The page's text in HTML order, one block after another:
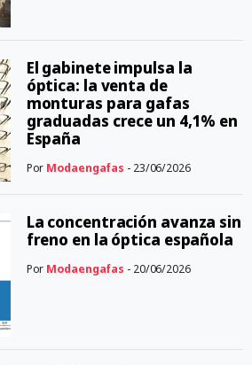
El gabinete impulsa la
óptica: la venta de
monturas para gafas
graduadas crece un 4,1% en
España
Por Modaengafas - 23/06/2026
La concentración avanza sin
freno en la óptica española
Por Modaengafas - 20/06/2026